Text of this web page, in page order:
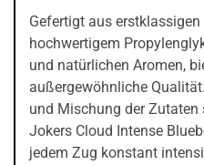
Gefertigt aus
hochwertigem
und natürlichen Aromen,
außergewöhnliche
und Mischung der Zutaten
Jokers Cloud Intense
jedem Zug konstant